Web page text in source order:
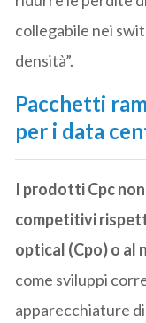
collegabile nei
densità”.
Pacchetti
per i data
I prodotti Cpc
competitivi
optical (Cpo) o al
come sviluppi
apparecchiature